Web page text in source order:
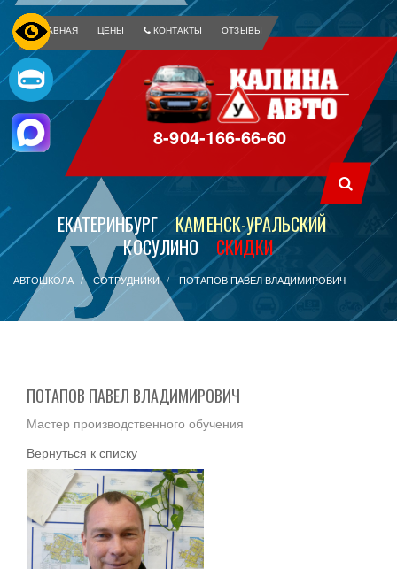
ГЛАВНАЯ ЦЕНЫ КОНТАКТЫ ОТЗЫВЫ
8-904-166-66-60
ЕКАТЕРИНБУРГ
КАМЕНСК-УРАЛЬСКИЙ
КОСУЛИНО
СКИДКИ
АВТОШКОЛА СОТРУДНИКИ ПОТАПОВ ПАВЕЛ ВЛАДИМИРОВИЧ
ПОТАПОВ ПАВЕЛ ВЛАДИМИРОВИЧ
Мастер производственного обучения
Вернуться к списку